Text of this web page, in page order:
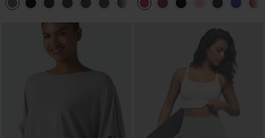
alto
+16
acampanado -Wannabe -Easy Peezy